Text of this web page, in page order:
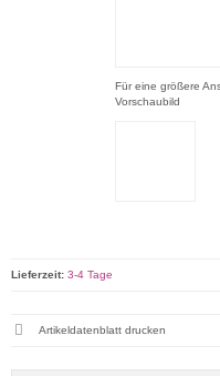
Für eine größere
Vorschaubild
Lieferzeit: 3-4 Tage
Artikeldatenblatt drucken